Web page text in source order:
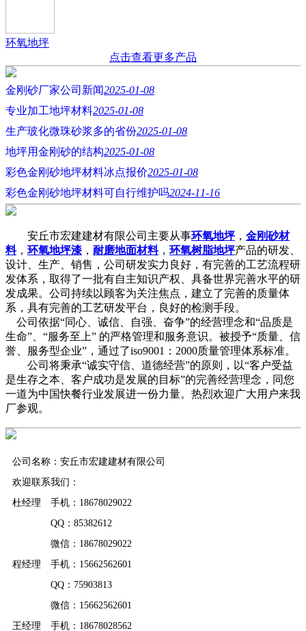
环氧地坪
点击查看更多产品
金刚砂厂家公司新闻2025-01-08
专业加工地坪材料2025-01-08
生产玻化微珠砂浆多的省份2025-01-08
地坪用金刚砂的结构2025-01-08
彩色金刚砂地坪材料冰点报价2025-01-08
彩色金刚砂地坪材料可自行维护吗2024-11-16
安丘市宏建建材有限公司主要从事环氧地坪， 金刚砂材
料， 环氧地坪漆 ， 耐磨地面材料， 环氧树脂地坪产品的研发、
设计、生产、销售，公司研发实力良好，有完善的工艺流程研
发体系，取得了一批有自主知识产权、具备世界完善水平的研
发成果。公司持续以顾客为关注焦点，建立了完善的质量体
系，具有完善的工艺研发平台，良好的检测手段。
公司依据“同心、诚信、自强、奋争”的经营理念和“品质是
生命”、“服务至上” 的严格管理和服务意识。被授予“质量、信
誉、服务型企业”，通过了iso9001：2000质量管理体系标准。
公司将秉承“诚实守信、道德经营”的原则，以“客户受益
是生存之本、客户成功是发展的目标”的完善经营理念，同您
一道为中国快餐行业发展进一份力量。热烈欢迎广大用户来我
厂参观。
公司名称：安丘市宏建建材有限公司
欢迎联系我们：
杜经理 手机：18678029022
QQ：85382612
微信：18678029022
程经理 手机：15662562601
QQ：75903813
微信：15662562601
王经理 手机：18678028562